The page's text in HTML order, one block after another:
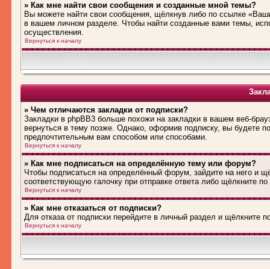
» Как мне найти свои сообщения и созданные мной темы?
Вы можете найти свои сообщения, щёлкнув либо по ссылке
в вашем личном разделе. Чтобы найти созданные вами темы,
осуществления.
Вернуться к началу
» Чем отличаются закладки от подписки?
Закладки в phpBB3 больше похожи на закладки в вашем веб-
вернуться в тему позже. Однако, оформив подписку, вы будете
предпочтительным вам способом или способами.
Вернуться к началу
» Как мне подписаться на определённую тему или форум?
Чтобы подписаться на определённый форум, зайдите на него и
соответствующую галочку при отправке ответа либо щёлкните
Вернуться к началу
» Как мне отказаться от подписки?
Для отказа от подписки перейдите в личный раздел и щёлкните
Вернуться к началу